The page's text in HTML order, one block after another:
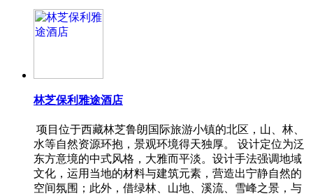
林芝保利雅途酒店
项目位于西藏林芝鲁朗国际旅游小镇的北区，山、林、
水等自然资源环抱，景观环境得天独厚。 设计定位为泛
东方意境的中式风格，大雅而平淡。设计手法强调地域
文化，运用当地的材料与建筑元素，营造出宁静自然的
空间氛围；此外，借绿林、山地、溪流、雪峰之景，与